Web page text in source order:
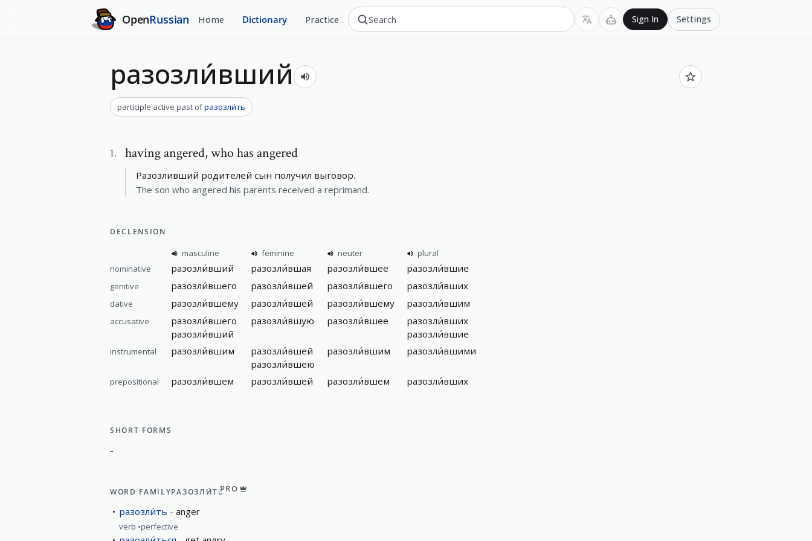
OpenRussian Home Dictionary Practice Sign In Settings
разозли́вший
participle active past ofразозли́ть
1. having angered,who has angered
Разозливший родителей сын получил выговор.
The son who angered his parents received a reprimand.
DECLENSION
masculine feminine neuter
plural
nominative
разозли́вший разозли́вшая разозли́вшее разозли́вшие
genitive разозли́вшего разозли́вшей разозли́вшего разозли́вших
dative разозли́вшему разозли́вшей разозли́вшему разозли́вшим
accusative
разозли́вшего
разозли́вший
разозли́вшую разозли́вшее
разозли́вших
разозли́вшие
instrumental разозли́вшим
разозли́вшей
разозли́вшею
разозли́вшим разозли́вшими
prepositional разозли́вшем разозли́вшей разозли́вшем разозли́вших
SHORT FORMS
-
WORD FAMILYРАЗОЗЛИ́ТЬPRO
разозли́ть anger
verb perfective